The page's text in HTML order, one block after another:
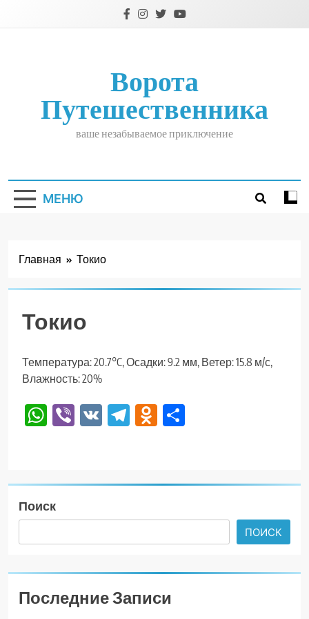
Ворота
Путешественника
ваше незабываемое приключение
МЕНЮ
Главная Токио
Токио
Температура: 20.7°C, Осадки: 9.2 мм, Ветер: 15.8 м/с,
Влажность: 20%
WhatsApp
Viber
VK TelegramOdnoklassniki
Поиск
ПОИСК
Последние Записи